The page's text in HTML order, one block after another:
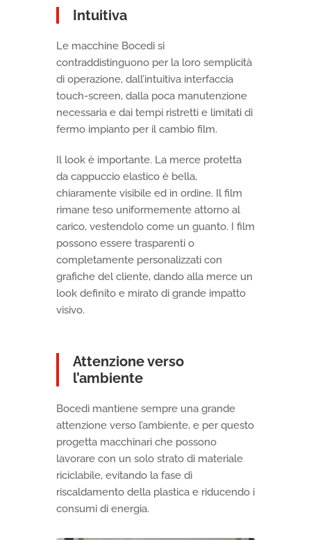
Intuitiva
Le macchine Bocedi si
contraddistinguono per la loro semplicità
di operazione, dall’intuitiva interfaccia
touch-screen, dalla poca manutenzione
necessaria e dai tempi ristretti e limitati di
fermo impianto per il cambio film.
Il look è importante. La merce protetta
da cappuccio elastico è bella,
chiaramente visibile ed in ordine. Il film
rimane teso uniformemente attorno al
carico, vestendolo come un guanto. I film
possono essere trasparenti o
completamente personalizzati con
grafiche del cliente, dando alla merce un
look definito e mirato di grande impatto
visivo.
Attenzione verso
l’ambiente
Bocedi mantiene sempre una grande
attenzione verso l’ambiente, e per questo
progetta macchinari che possono
lavorare con un solo strato di materiale
riciclabile, evitando la fase di
riscaldamento della plastica e riducendo i
consumi di energia.